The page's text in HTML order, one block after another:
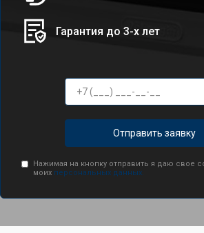
Гарантия до 3-х лет
Отправить заявку
Нажимая на кнопку отправить я даю свое
моих персональных данных.